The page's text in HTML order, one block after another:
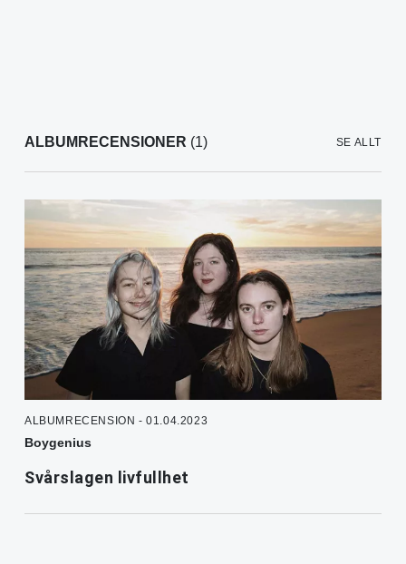
ALBUMRECENSIONER (1) SE ALLT
ALBUMRECENSION - 01.04.2023
Boygenius
Svårslagen livfullhet